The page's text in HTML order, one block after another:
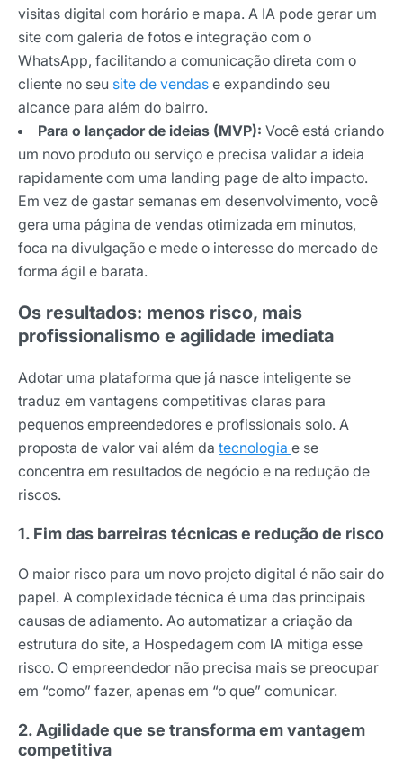
visitas digital com horário e mapa. A IA pode gerar um
site com galeria de fotos e integração com o
WhatsApp, facilitando a comunicação direta com o
cliente no seu site de vendas e expandindo seu
alcance para além do bairro.
Para o lançador de ideias (MVP): Você está criando
um novo produto ou serviço e precisa validar a ideia
rapidamente com uma landing page de alto impacto.
Em vez de gastar semanas em desenvolvimento, você
gera uma página de vendas otimizada em minutos,
foca na divulgação e mede o interesse do mercado de
forma ágil e barata.
Os resultados: menos risco, mais
profissionalismo e agilidade imediata
Adotar uma plataforma que já nasce inteligente se
traduz em vantagens competitivas claras para
pequenos empreendedores e profissionais solo. A
proposta de valor vai além da tecnologia e se
concentra em resultados de negócio e na redução de
riscos.
1. Fim das barreiras técnicas e redução de risco
O maior risco para um novo projeto digital é não sair do
papel. A complexidade técnica é uma das principais
causas de adiamento. Ao automatizar a criação da
estrutura do site, a Hospedagem com IA mitiga esse
risco. O empreendedor não precisa mais se preocupar
em “como” fazer, apenas em “o que” comunicar.
2. Agilidade que se transforma em vantagem
competitiva